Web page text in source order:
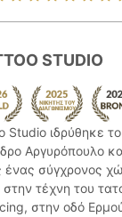
STUDIO
Studio ιδρύθηκε
Αργυρόπουλο
ένας σύγχρονος
τέχνη του
στην οδό